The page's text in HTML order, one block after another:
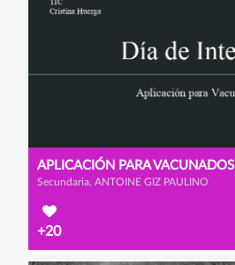
APLICACIÓN PARA VACUNADOS
Secundaria, ANTOINE GIZ PAULINO
+20